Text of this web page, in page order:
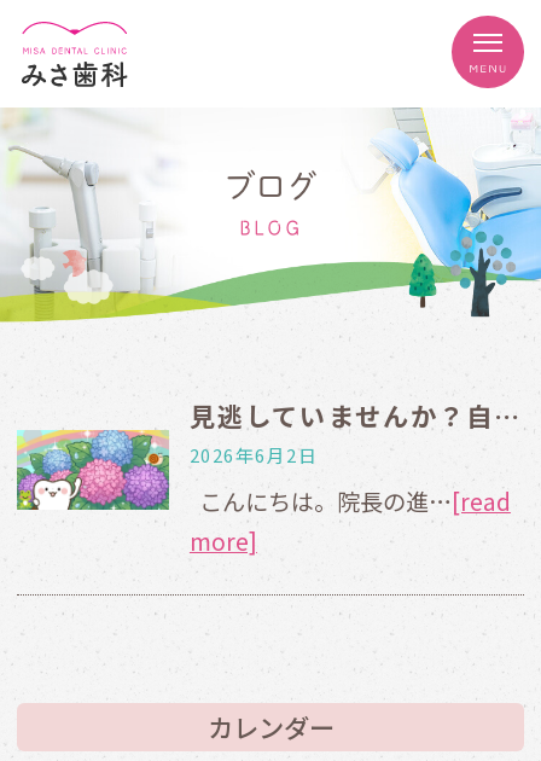
ブログ
BLOG
見逃していませんか？自分や家族のお口の機能低下のサイン
2026年6月2日
こんにちは。院長の進…[read
more]
カレンダー